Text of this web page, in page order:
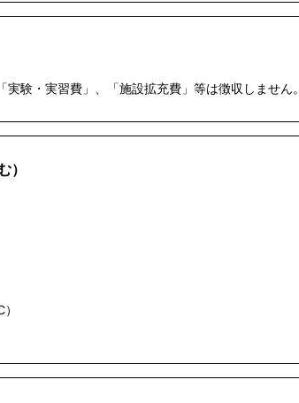
験・実習費」、「施設拡充費」等は徴収しません。
）